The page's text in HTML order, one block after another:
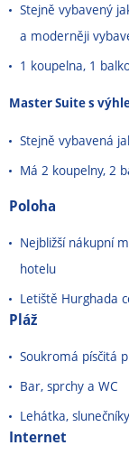
Stejně vybavený
a moderněji
1 koupelna, 1
Master Suite s
Stejně vybavená
Má 2 koupelny, 2
Poloha
Nejbližší nákupní
hotelu
Letiště Hurghada
Pláž
Soukromá písčitá
Bar, sprchy a WC
Lehátka,
Internet